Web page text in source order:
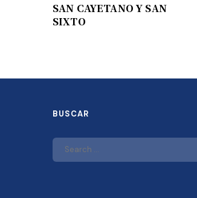
SAN CAYETANO Y SAN
SIXTO
BUSCAR